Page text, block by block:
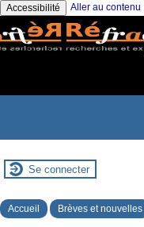
Accessibilité Aller au contenu
Se connecter
Accueil Brèves et nouvelles